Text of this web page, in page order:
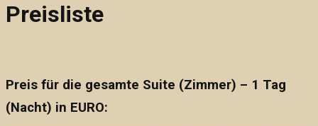
Preisliste
Preis für die gesamte Suite (Zimmer) – 1 Tag
(Nacht) in EURO: